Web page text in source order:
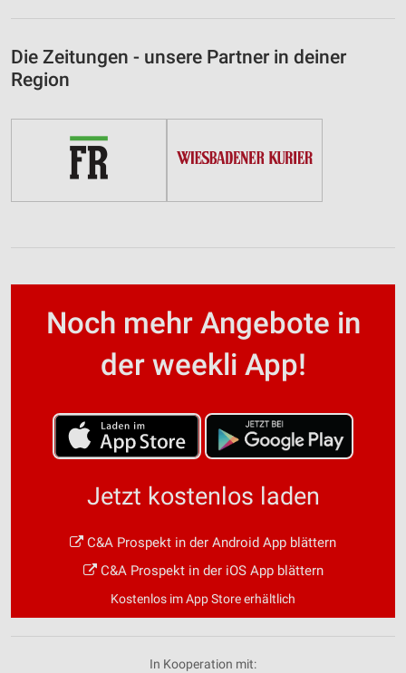
Die Zeitungen - unsere Partner in deiner
Region
Noch mehr Angebote in
der weekli App!
Jetzt kostenlos laden
C&A Prospekt in der Android App blättern
C&A Prospekt in der iOS App blättern
Kostenlos im App Store erhältlich
In Kooperation mit: